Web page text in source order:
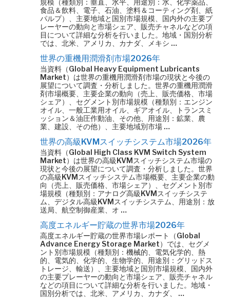
規模（種類別：垂直、水平、用途別：水、化学薬品、
食品＆飲料、電子、石油、塗料＆コーティング剤、紙
パルプ）、主要地域と国別市場規模、国内外の主要プ
レーヤーの動向と市場シェア、販売チャネルなどの項
目について詳細な分析を行いました。地域・国別分析
では、北米、アメリカ、カナダ、メキシ …
世界の重機用潤滑剤市場2026年
当資料（Global Heavy Equipment Lubricants
Market）は世界の重機用潤滑剤市場の現状と今後の
展望について調査・分析しました。世界の重機用潤滑
剤市場概要、主要企業の動向（売上、販売価格、市場
シェア）、セグメント別市場規模（種類別：エンジン
オイル、一般工業用オイル、ギアオイル、トランスミ
ッション＆油圧作動油、その他、用途別：鉱業、農
業、建設、その他）、主要地域別市場 …
世界の高級KVMスイッチシステム市場2026年
当資料（Global High Class KVM Switch System
Market）は世界の高級KVMスイッチシステム市場の
現状と今後の展望について調査・分析しました。世界
の高級KVMスイッチシステム市場概要、主要企業の動
向（売上、販売価格、市場シェア）、セグメント別市
場規模（種類別：アナログ高級KVMスイッチシステ
ム、デジタル高級KVMスイッチシステム、用途別：放
送局、航空制御産業、オ …
高度エネルギー貯蔵の世界市場2026年
高度エネルギー貯蔵の世界市場レポート（Global
Advance Energy Storage Market）では、セグメ
ント別市場規模（種類別：機械的、電気化学的、熱
的、電気的、化学的、生物学的、用途別：グリッドス
トレージ、輸送）、主要地域と国別市場規模、国内外
の主要プレーヤーの動向と市場シェア、販売チャネル
などの項目について詳細な分析を行いました。地域・
国別分析では、北米、アメリカ、カナダ、 …